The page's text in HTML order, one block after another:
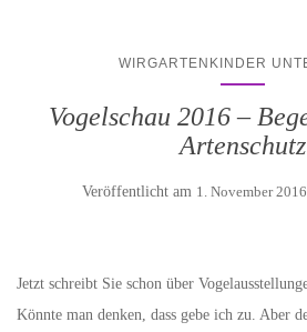
WIRGARTENKINDER
Vogelschau 2016 –
Artenschutz
Veröffentlicht am 1. November 2016
Jetzt schreibt Sie schon über
Könnte man denken, dass gebe ich zu. Aber